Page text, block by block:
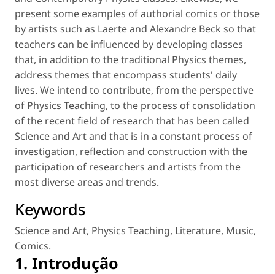
present some examples of authorial comics or those
by artists such as Laerte and Alexandre Beck so that
teachers can be influenced by developing classes
that, in addition to the traditional Physics themes,
address themes that encompass students' daily
lives. We intend to contribute, from the perspective
of Physics Teaching, to the process of consolidation
of the recent field of research that has been called
Science and Art and that is in a constant process of
investigation, reflection and construction with the
participation of researchers and artists from the
most diverse areas and trends.
Keywords
Science and Art, Physics Teaching, Literature, Music,
Comics.
1. Introdução